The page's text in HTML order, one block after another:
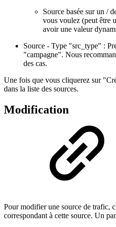
Source basée sur un /
vous voulez (peut être
avoir une valeur
Source - Type "src_type" :
"campagne". Nous
des cas.
Une fois que vous cliquerez sur
dans la liste des sources.
Modification
Pour modifier une source de trafic,
correspondant à cette source. Un